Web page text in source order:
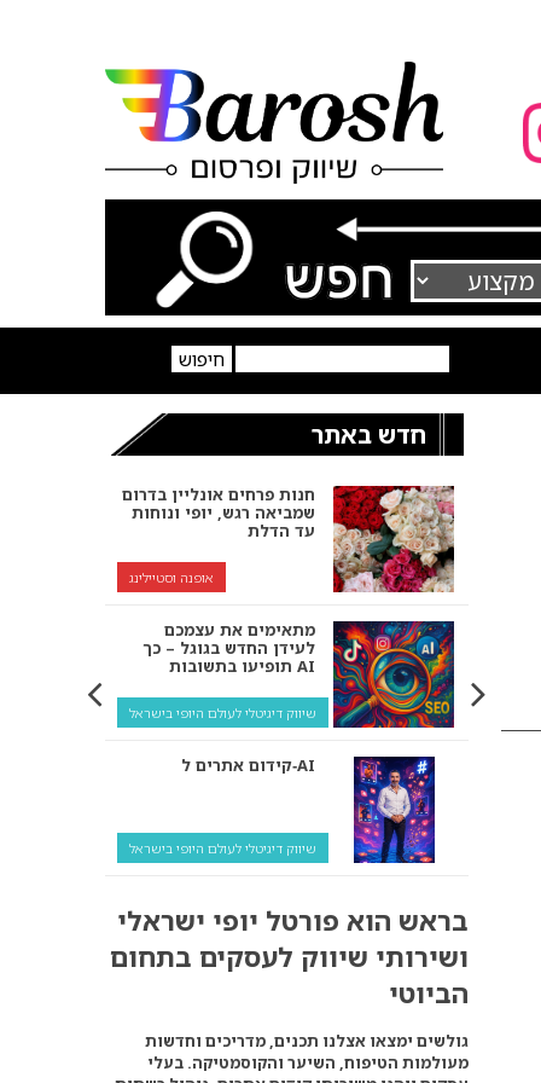
חדש באתר
חנות פרחים אונליין בדרום
שמביאה רגש, יופי ונוחות
עד הדלת
אופנה וסטיילינג
מתאימים את עצמכם
לעידן החדש בגוגל – כך
תופיעו בתשובות AI
שיווק דיגיטלי לעולם היופי בישראל
קידום אתרים ל‑AI
שיווק דיגיטלי לעולם היופי בישראל
ולמה העסק שלך צריך
להתאים את עצמו אליהם?
קידום ל‑AI לעומת קידום
רגיל: איפה הכסף נמצא
באמת?
בראש הוא פורטל יופי ישראלי
ושירותי שיווק לעסקים בתחום
הביוטי
גולשים ימצאו אצלנו תכנים, מדריכים וחדשות
מעולמות הטיפוח, השיער והקוסמטיקה. בעלי